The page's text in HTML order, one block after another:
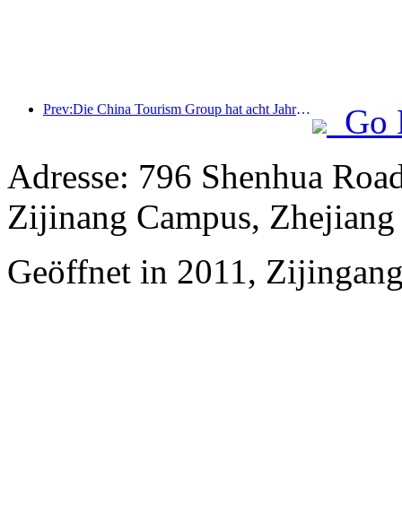
Prev:Die China Tourism Group hat acht Jahre in Folge an der China International Import Expo teilgenommen und dabei Verträge im Wert von über einer Milliarde US-Dollar abgeschlossen.
Go
Adresse: 796 Shenhua
Zijinang Campus,
Geöffnet in 2011,